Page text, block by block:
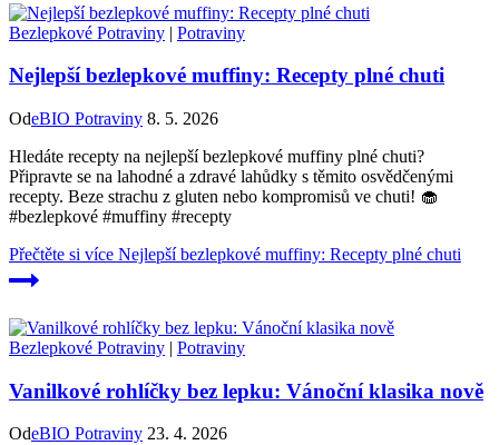
Bezlepkové Potraviny | Potraviny
Nejlepší bezlepkové muffiny: Recepty plné chuti
OdeBIO Potraviny 8. 5. 2026
Hledáte recepty na nejlepší bezlepkové muffiny plné chuti?
Připravte se na lahodné a zdravé lahůdky s těmito osvědčenými
recepty. Beze strachu z gluten nebo kompromisů ve chuti! 🧁
#bezlepkové #muffiny #recepty
Přečtěte si více Nejlepší bezlepkové muffiny: Recepty plné chuti
Bezlepkové Potraviny | Potraviny
Vanilkové rohlíčky bez lepku: Vánoční klasika nově
OdeBIO Potraviny 23. 4. 2026